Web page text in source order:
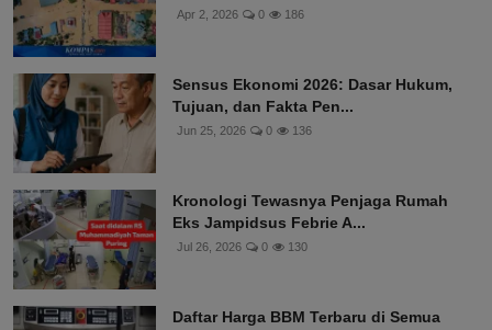
Apr 2, 2026 0 186
Sensus Ekonomi 2026: Dasar Hukum,
Tujuan, dan Fakta Pen...
Jun 25, 2026 0 136
Kronologi Tewasnya Penjaga Rumah
Eks Jampidsus Febrie A...
Jul 26, 2026 0 130
Daftar Harga BBM Terbaru di Semua